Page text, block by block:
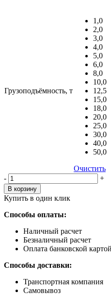
Грузоподъёмность, т
1,0
2,0
3,0
4,0
5,0
6,0
8,0
10,0
12,5
15,0
18,0
20,0
25,0
30,0
40,0
50,0
Очистить
Количество,
шт
- +
В корзину
Купить в один клик
Способы оплаты:
Наличный расчет
Безналичный расчет
Оплата банковской картой
Способы доставки:
Транспортная компания
Самовывоз